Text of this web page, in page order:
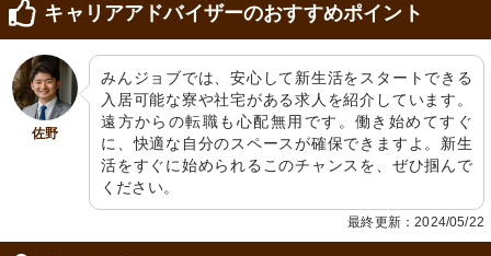
廊下
手すりが設けられた安心の通路です。
木目調の床が落ち着いた雰囲気を醸し
出しています。
階段
温かみのある木の扉と手すりが特徴的
な階段です。壁には掲示物があり、情
報共有が行われています。
キャリアアドバイザーのおすすめポイント
佐野
みんジョブでは、安心して新生活をスタートできる
入居可能な寮や社宅がある求人を紹介しています。
遠方からの転職も心配無用です。働き始めてすぐ
に、快適な自分のスペースが確保できますよ。新生
活をすぐに始められるこのチャンスを、ぜひ掴んで
ください。
最終更新：2024/05/22